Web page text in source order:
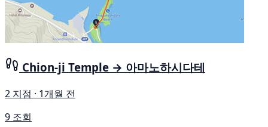
Chion-ji Temple → 아마노하시다테
2 지점 · 1개월 전
9 조회